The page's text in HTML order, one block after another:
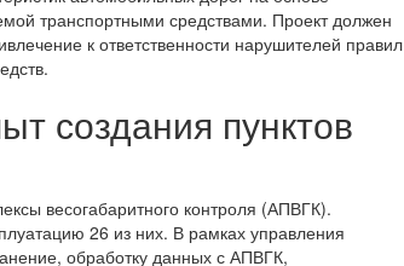
транспортными средствами. Проект должен
к ответственности нарушителей правил
создания пунктов
весогабаритного контроля (АПВГК).
26 из них. В рамках управления
обработку данных с АПВГК,